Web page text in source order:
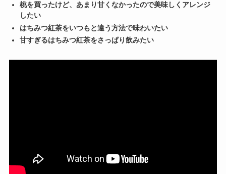
桃を買ったけど、あまり甘くなかったので美味しくアレンジ
したい
はちみつ紅茶をいつもと違う方法で味わいたい
甘すぎるはちみつ紅茶をさっぱり飲みたい